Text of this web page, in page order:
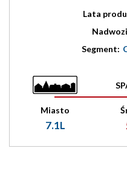
Lata
Segment:
Miasto
7.1L